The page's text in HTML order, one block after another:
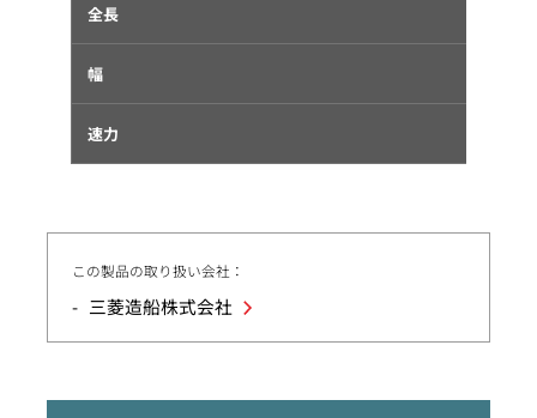
全長
幅
速力
この製品の取り扱い会社：
三菱造船株式会社